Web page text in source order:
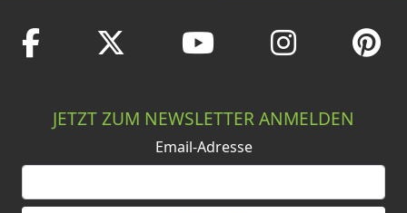
JETZT ZUM NEWSLETTER ANMELDEN
Email-Adresse